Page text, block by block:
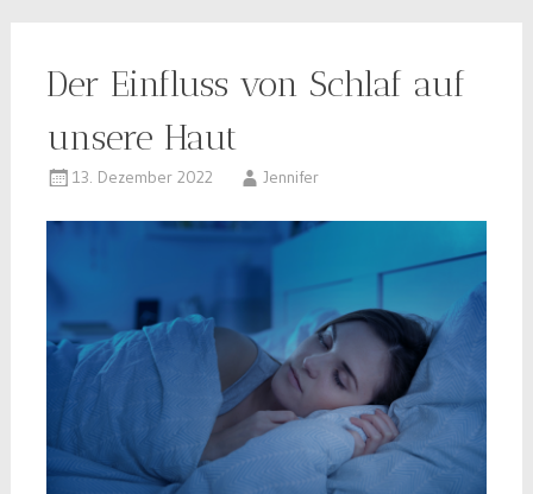
Der Einfluss von Schlaf auf
unsere Haut
13. Dezember 2022 Jennifer